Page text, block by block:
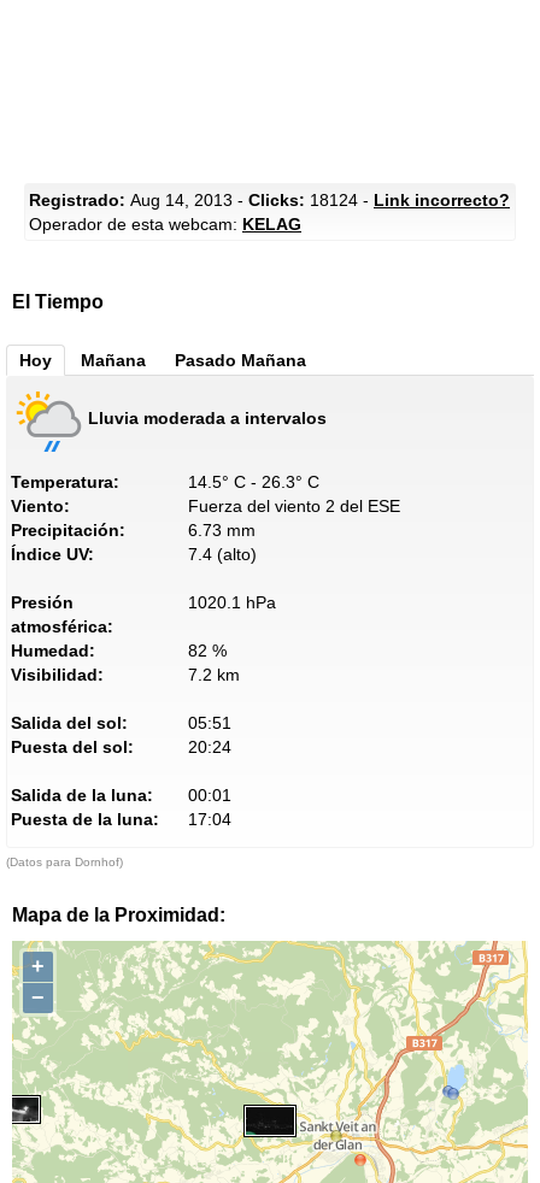
Registrado: Aug 14, 2013 - Clicks: 18124 - Link incorrecto?
Operador de esta webcam: KELAG
El Tiempo
Hoy Mañana Pasado Mañana
Lluvia moderada a intervalos
Temperatura:
14.5° C - 26.3° C
Viento:
Fuerza del viento 2 del ESE
Precipitación:
6.73 mm
Índice UV:
7.4 (alto)
Presión
atmosférica:
1020.1 hPa
Humedad:
82 %
Visibilidad:
7.2 km
Salida del sol:
05:51
Puesta del sol:
20:24
Salida de la luna:
00:01
Puesta de la luna:
17:04
(Datos para Dornhof)
Mapa de la Proximidad:
+
−